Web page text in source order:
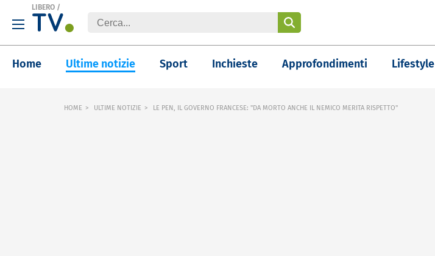
LIBERO /
Home Ultime notizie Sport Inchieste Approfondimenti Lifestyle
HOME ULTIME NOTIZIE LE PEN, IL GOVERNO FRANCESE: "DA MORTO ANCHE IL NEMICO MERITA RISPETTO"